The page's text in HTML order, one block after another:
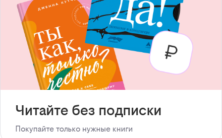
Читайте без подписки
Покупайте только нужные книги